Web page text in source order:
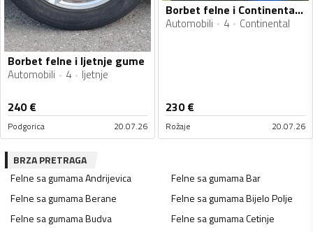
Borbet felne i ljetnje gume
Automobili 4 ljetnje
240€
Podgorica 20.07.26
Borbet felne i Continental gume
Automobili 4 Continental
230€
Rožaje 20.07.26
BRZA PRETRAGA
Felne sa gumamaAndrijevica Felne sa gumamaBar
Felne sa gumamaBerane Felne sa gumamaBijelo Polje
Felne sa gumamaBudva Felne sa gumamaCetinje